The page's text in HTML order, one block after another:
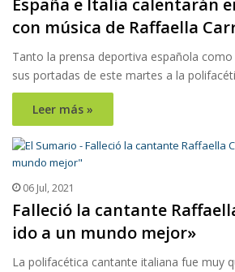
España e Italia calentarán
con música de Raffaella
Tanto la prensa deportiva española
sus portadas de este martes a la
Leer más »
06 Jul, 2021
Falleció la cantante
ido a un mundo mejor»
La polifacética cantante italiana fue muy